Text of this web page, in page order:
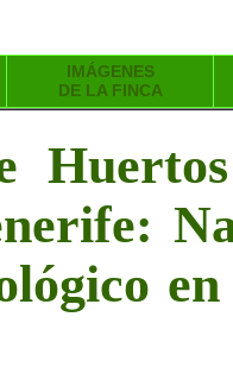
IMÁGENES
DE LA FINCA